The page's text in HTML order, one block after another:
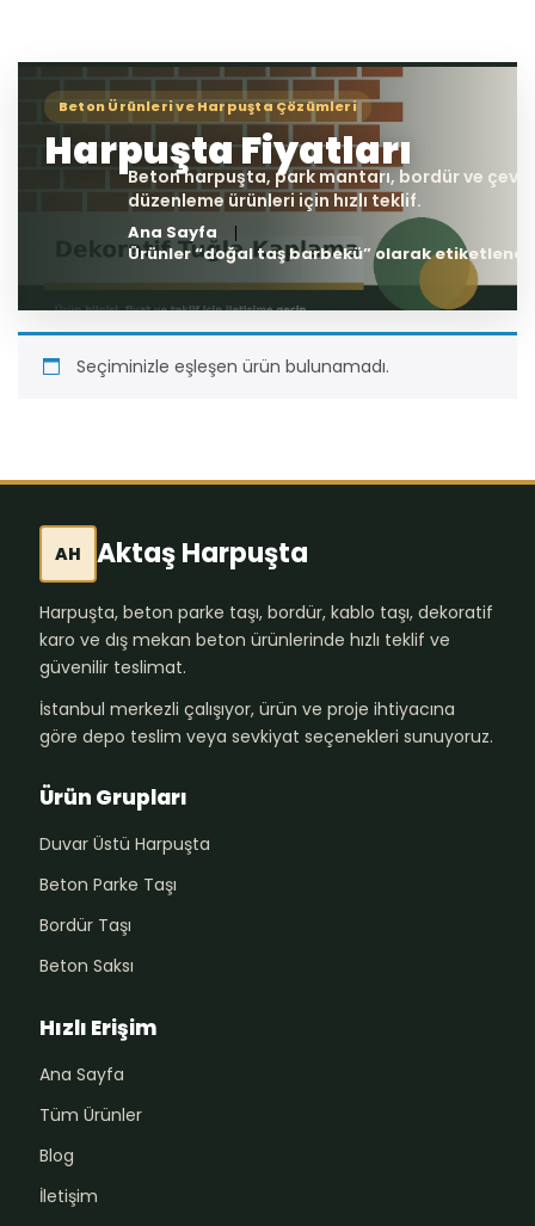
Ana Sayfa
Ürünler “doğal taş barbekü” olarak etiketlendi
Seçiminizle eşleşen ürün bulunamadı.
AH Aktaş Harpuşta
Harpuşta, beton parke taşı, bordür, kablo taşı, dekoratif
karo ve dış mekan beton ürünlerinde hızlı teklif ve
güvenilir teslimat.
İstanbul merkezli çalışıyor, ürün ve proje ihtiyacına
göre depo teslim veya sevkiyat seçenekleri sunuyoruz.
Ürün Grupları
Duvar Üstü Harpuşta
Beton Parke Taşı
Bordür Taşı
Beton Saksı
Hızlı Erişim
Ana Sayfa
Tüm Ürünler
Blog
İletişim